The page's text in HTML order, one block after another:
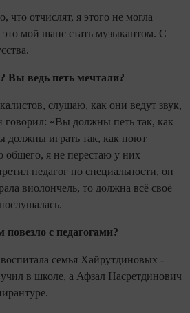
отчис­лят, я этого не могла
это мой шанс стать музыкантом. С
Вы ведь петь мечтали?
слушаю, как они ведут звук,
«Вы должны петь так, как
должны играть так, как поют
общего, я не перестаю у них
педагог по специальности, он
виолон­чель, то должна всё своё
с пе­дагогами?
семья Хайрутди­новых -
в школе, а Афзал На­сретдинович